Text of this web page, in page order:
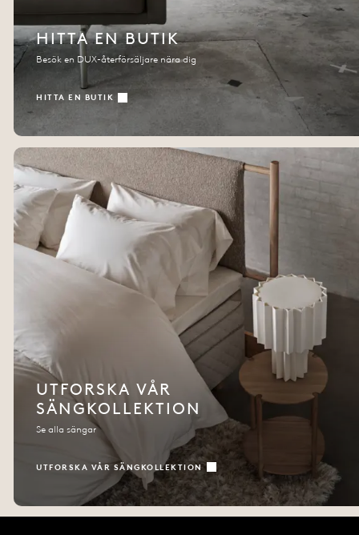
HITTA EN BUTIK
Besök en DUX-återförsäljare nära dig
HITTA EN BUTIK
UTFORSKA VÅR
SÄNGKOLLEKTION
Se alla sängar
UTFORSKA VÅR SÄNGKOLLEKTION